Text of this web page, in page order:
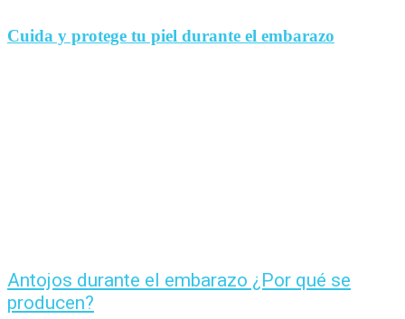
Cuida y protege tu piel durante el embarazo
Antojos durante el embarazo ¿Por qué se
producen?